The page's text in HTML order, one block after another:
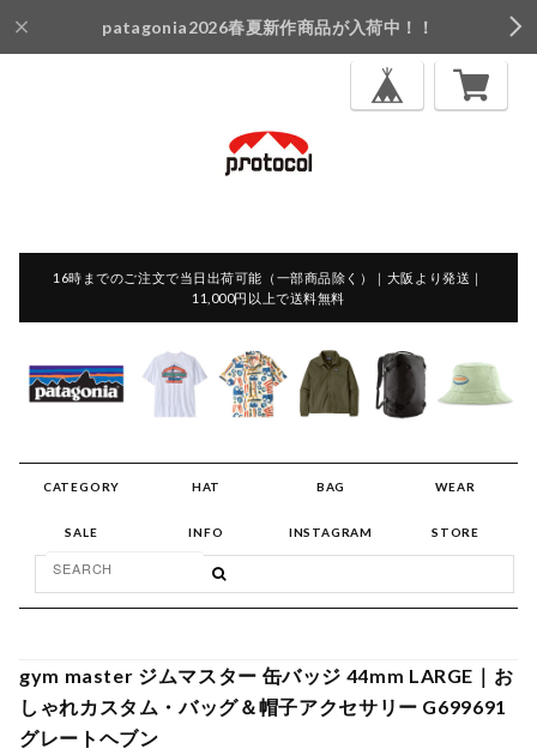
patagonia2026春夏新作商品が入荷中！！
16時までのご注文で当日出荷可能（一部商品除く）｜大阪より発送｜
11,000円以上で送料無料
CATEGORY HAT BAG WEAR
SALE INFO INSTAGRAM STORE
gym master ジムマスター 缶バッジ 44mm LARGE｜お
しゃれカスタム・バッグ＆帽子アクセサリー G699691
グレートヘブン